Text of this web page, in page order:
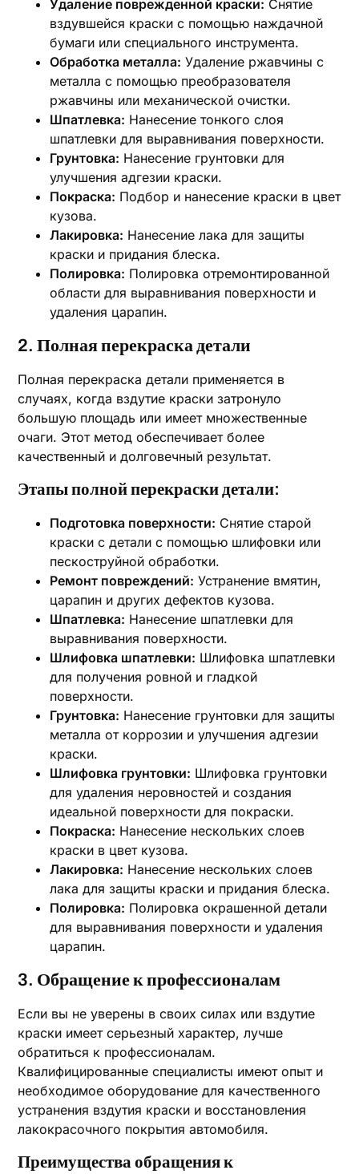
Удаление поврежденной краски: Снятие
вздувшейся краски с помощью наждачной
бумаги или специального инструмента.
Обработка металла: Удаление ржавчины с
металла с помощью преобразователя
ржавчины или механической очистки.
Шпатлевка: Нанесение тонкого слоя
шпатлевки для выравнивания поверхности.
Грунтовка: Нанесение грунтовки для
улучшения адгезии краски.
Покраска: Подбор и нанесение краски в цвет
кузова.
Лакировка: Нанесение лака для защиты
краски и придания блеска.
Полировка: Полировка отремонтированной
области для выравнивания поверхности и
удаления царапин.
2. Полная перекраска детали
Полная перекраска детали применяется в
случаях, когда вздутие краски затронуло
большую площадь или имеет множественные
очаги. Этот метод обеспечивает более
качественный и долговечный результат.
Этапы полной перекраски детали:
Подготовка поверхности: Снятие старой
краски с детали с помощью шлифовки или
пескоструйной обработки.
Ремонт повреждений: Устранение вмятин,
царапин и других дефектов кузова.
Шпатлевка: Нанесение шпатлевки для
выравнивания поверхности.
Шлифовка шпатлевки: Шлифовка шпатлевки
для получения ровной и гладкой
поверхности.
Грунтовка: Нанесение грунтовки для защиты
металла от коррозии и улучшения адгезии
краски.
Шлифовка грунтовки: Шлифовка грунтовки
для удаления неровностей и создания
идеальной поверхности для покраски.
Покраска: Нанесение нескольких слоев
краски в цвет кузова.
Лакировка: Нанесение нескольких слоев
лака для защиты краски и придания блеска.
Полировка: Полировка окрашенной детали
для выравнивания поверхности и удаления
царапин.
3. Обращение к профессионалам
Если вы не уверены в своих силах или вздутие
краски имеет серьезный характер, лучше
обратиться к профессионалам.
Квалифицированные специалисты имеют опыт и
необходимое оборудование для качественного
устранения вздутия краски и восстановления
лакокрасочного покрытия автомобиля.
Преимущества обращения к